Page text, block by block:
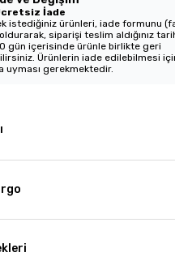
İade
istediğiniz ürünleri, iade formunu
siparişi teslim aldığınız
gün içerisinde ürünle birlikte geri
Ürünlerin iade edilebilmesi
uyması gerekmektedir.